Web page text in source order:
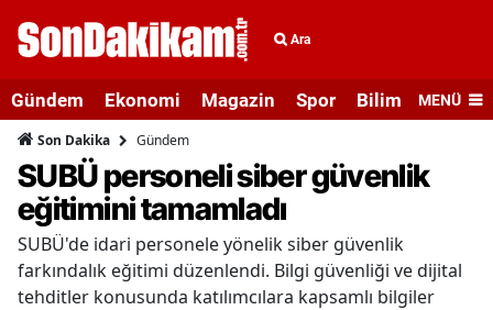
Ara
Gündem Ekonomi Magazin Spor Bilim veMENÜ
Son Dakika Gündem
SUBÜ personeli siber güvenlik
eğitimini tamamladı
SUBÜ'de idari personele yönelik siber güvenlik
farkındalık eğitimi düzenlendi. Bilgi güvenliği ve dijital
tehditler konusunda katılımcılara kapsamlı bilgiler